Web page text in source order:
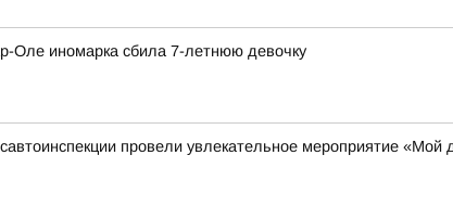
Оле иномарка сбила 7-летнюю девочку
провели увлекательное мероприятие